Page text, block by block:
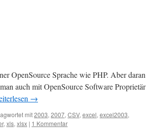
OpenSource Sprache wie PHP. Aber daran
auch mit OpenSource Software Proprietär
→
mit2003, 2007, CSV, excel, excel2003,
, xls, xlsx | 1 Kommentar